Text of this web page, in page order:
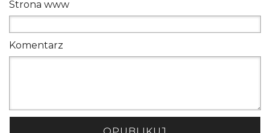
Strona www
Komentarz